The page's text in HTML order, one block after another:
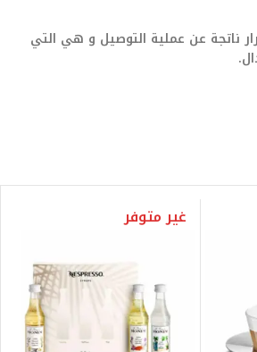
ناتجة عن عملية التوصيل و هي التي
غير متوفر